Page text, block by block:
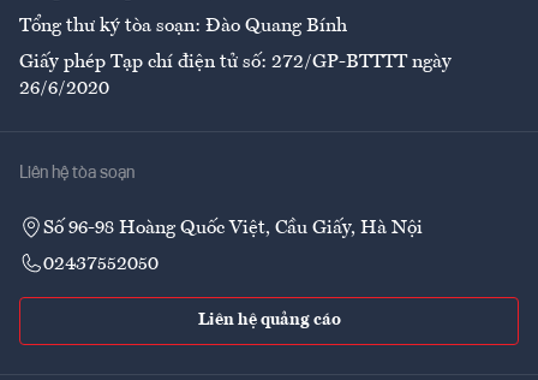
Tổng thư ký tòa soạn: Đào Quang Bính
Giấy phép Tạp chí điện tử số: 272/GP-BTTTT ngày
26/6/2020
Liên hệ tòa soạn
Số 96-98 Hoàng Quốc Việt, Cầu Giấy, Hà Nội
02437552050
Liên hệ quảng cáo